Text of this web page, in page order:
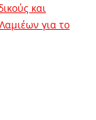
και
για το